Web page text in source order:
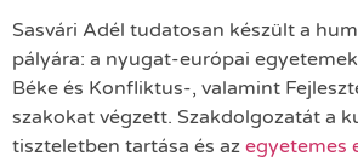
Sasvári Adél tudatosan készült a
pályára: a nyugat-európai
Béke és Konfliktus-, valamint
szakokat végzett. Szakdolgozatát a
tiszteletben tartása és az egyetemes